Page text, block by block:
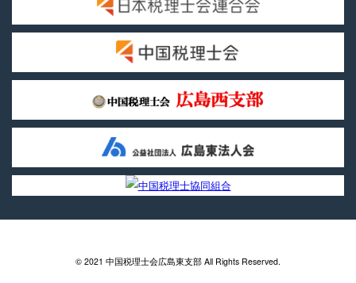
© 2021 中国税理士会広島東支部 All Rights Reserved.